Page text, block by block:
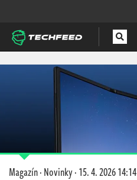
Magazín·Novinky·15. 4. 2026 14:14